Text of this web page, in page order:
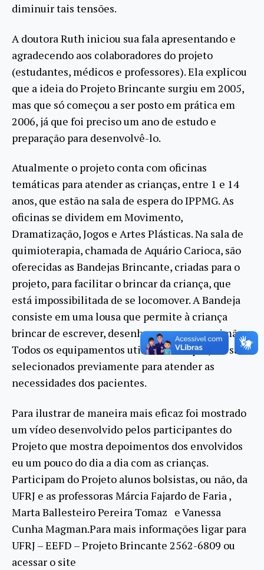
diminuir tais tensões.
A doutora Ruth iniciou sua fala apresentando e
agradecendo aos colaboradores do projeto
(estudantes, médicos e professores). Ela explicou
que a ideia do Projeto Brincante surgiu em 2005,
mas que só começou a ser posto em prática em
2006, já que foi preciso um ano de estudo e
preparação para desenvolvê-lo.
Atualmente o projeto conta com oficinas
temáticas para atender as crianças, entre 1 e 14
anos, que estão na sala de espera do IPPMG. As
oficinas se dividem em Movimento,
Dramatização, Jogos e Artes Plásticas. Na sala de
quimioterapia, chamada de Aquário Carioca, são
oferecidas as Bandejas Brincante, criadas para o
projeto, para facilitar o brincar da criança, que
está impossibilitada de se locomover. A Bandeja
consiste em uma lousa que permite à criança
brincar de escrever, desenhar e mexer com imãs.
Todos os equipamentos utilizados no projeto são
selecionados previamente para atender as
necessidades dos pacientes.
Para ilustrar de maneira mais eficaz foi mostrado
um vídeo desenvolvido pelos participantes do
Projeto que mostra depoimentos dos envolvidos
eu um pouco do dia a dia com as crianças.
Participam do Projeto alunos bolsistas, ou não, da
UFRJ e as professoras Márcia Fajardo de Faria ,
Marta Ballesteiro Pereira Tomaz e Vanessa
Cunha Magman.Para mais informações ligar para
UFRJ – EEFD – Projeto Brincante 2562-6809 ou
acessar o site